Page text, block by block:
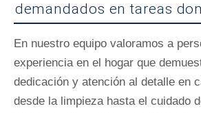
demandados en tareas
En nuestro equipo valoramos a
experiencia en el hogar que
dedicación y atención al detalle en
desde la limpieza hasta el cuidado